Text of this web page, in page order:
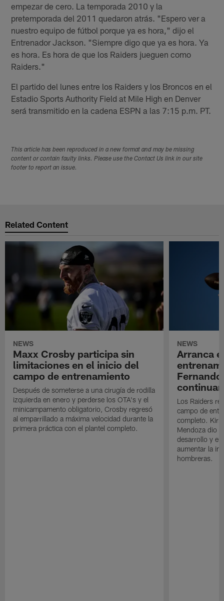
empezar de cero. La temporada 2010 y la
pretemporada del 2011 quedaron atrás. "Espero ver a
nuestro equipo de fútbol porque ya es hora," dijo el
Entrenador Jackson. "Siempre digo que ya es hora. Ya
es hora. Es hora de que los Raiders jueguen como
Raiders."
El partido del lunes entre los Raiders y los Broncos en el
Estadio Sports Authority Field at Mile High en Denver
será transmitido en la cadena ESPN a las 7:15 p.m. PT.
This article has been reproduced in a new format and may be missing
content or contain faulty links. Please use the Contact Us link in our site
footer to report an issue.
Related Content
NEWS
Maxx Crosby participa sin
limitaciones en el inicio del
campo de entrenamiento
Después de someterse a una cirugía de rodilla
izquierda en enero y perderse los OTA's y el
minicampamento obligatorio, Crosby regresó
al emparrillado a máxima velocidad durante la
primera práctica con el plantel completo.
NEWS
Arranca
Los Raiders
campo de
completo. Kirk
Mendoza dio
desarrollo y el
aumentar la
hombreras.